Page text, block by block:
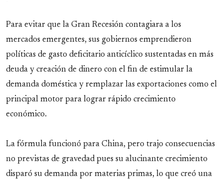
Para evitar que la Gran Recesión contagiara a los
mercados emergentes, sus gobiernos emprendieron
políticas de gasto deficitario anticíclico sustentadas en más
deuda y creación de dinero con el fin de estimular la
demanda doméstica y remplazar las exportaciones como el
principal motor para lograr rápido crecimiento
económico.
La fórmula funcionó para China, pero trajo consecuencias
no previstas de gravedad pues su alucinante crecimiento
disparó su demanda por materias primas, lo que creó una